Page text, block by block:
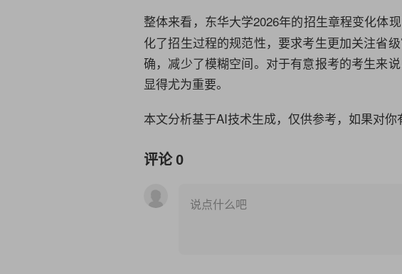
整体来看，东华大学2026年的招生章程变化体
化了招生过程的规范性，要求考生更加关注省
确，减少了模糊空间。对于有意报考的考生来
显得尤为重要。
本文分析基于AI技术生成，仅供参考，如果对
评论 0
说点什么吧